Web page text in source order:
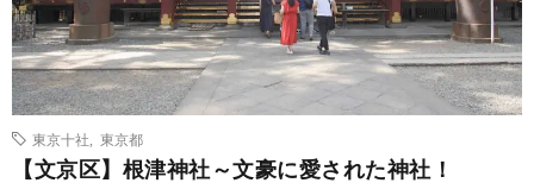
東京十社 東京都
【文京区】根津神社～文豪に愛された神社！